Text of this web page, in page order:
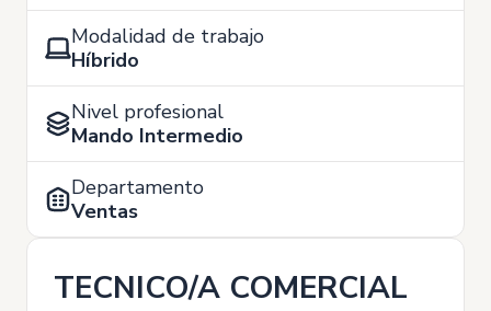
Modalidad de trabajo
Híbrido
Nivel profesional
Mando Intermedio
Departamento
Ventas
TECNICO/A COMERCIAL